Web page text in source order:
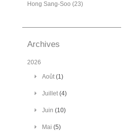
Hong Sang-Soo (23)
Archives
2026
Août(1)
Juillet(4)
Juin (10)
Mai (5)